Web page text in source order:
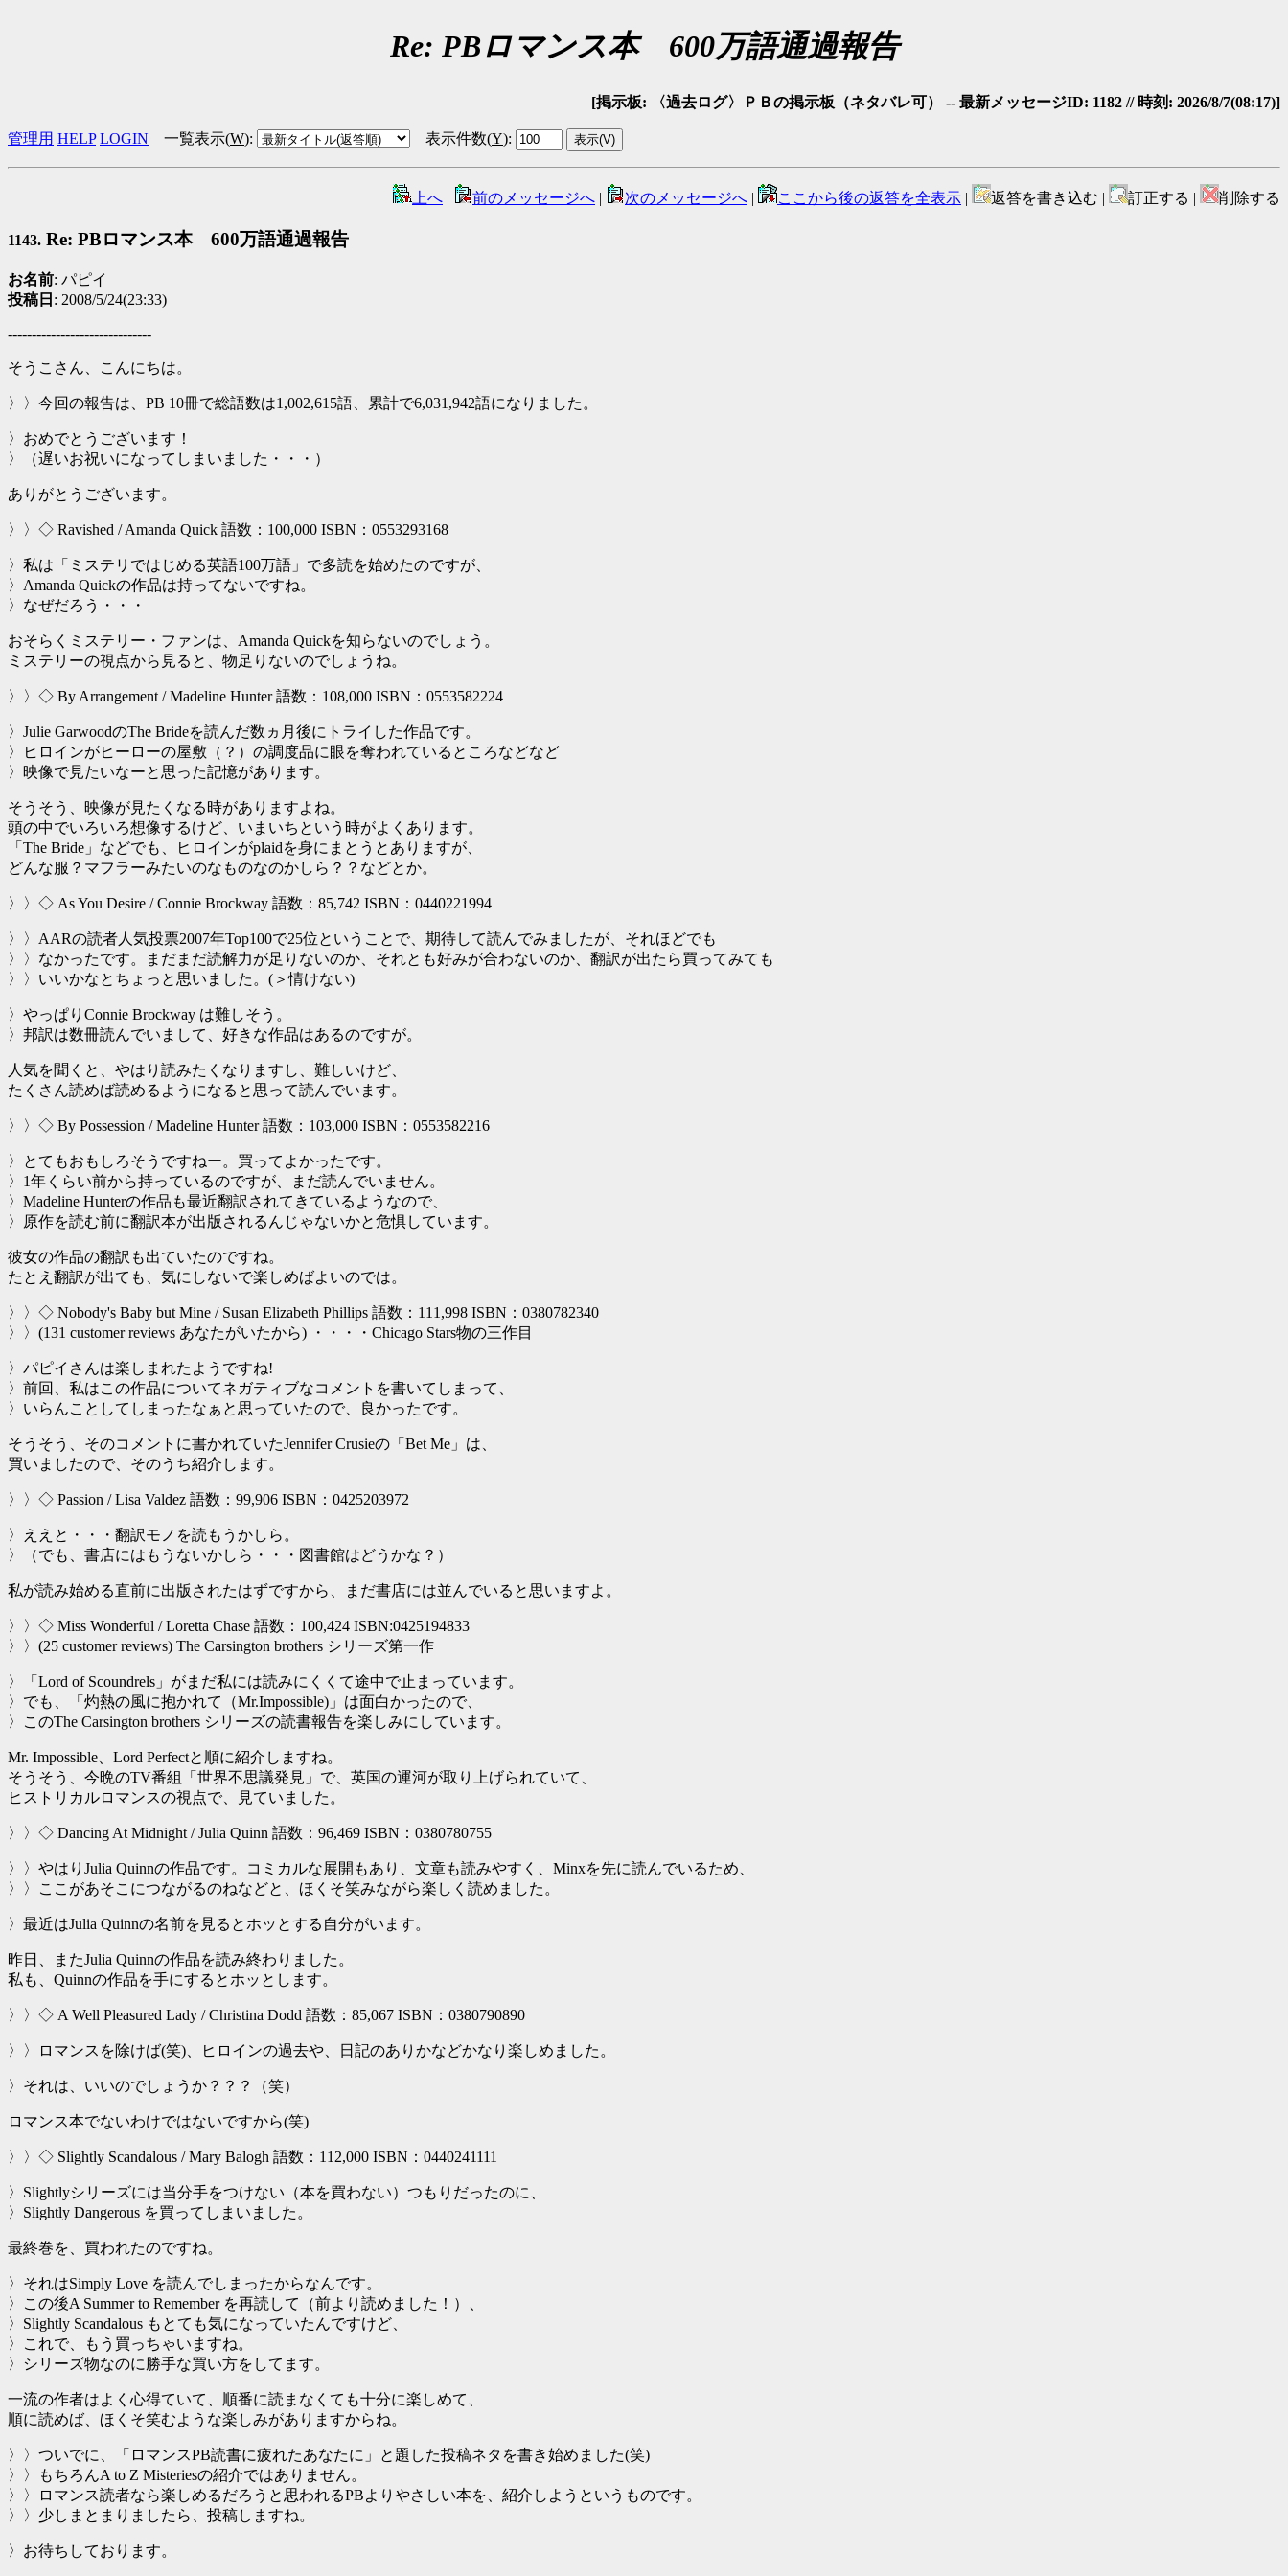
Re: PBロマンス本 600万語通過報告
[掲示板: 〈過去ログ〉ＰＢの掲示板（ネタバレ可） -- 最新メッセージID: 1182 // 時刻: 2026/8/7(08:17)]
管理用 HELP LOGIN 一覧表示(W): 表示件数(Y):
上へ | 前のメッセージへ | 次のメッセージへ | ここから後の返答を全表示 | 返答を書き込む | 訂正する | 削除する
1143. Re: PBロマンス本 600万語通過報告
お名前: パピイ
投稿日 : 2008/5/24(23:33)
------------------------------
そうこさん、こんにちは。
〉〉今回の報告は、PB 10冊で総語数は1,002,615語、累計で6,031,942語になりました。
〉おめでとうございます！
〉（遅いお祝いになってしまいました・・・）
ありがとうございます。
〉〉◇ Ravished / Amanda Quick 語数：100,000 ISBN：0553293168
〉私は「ミステリではじめる英語100万語」で多読を始めたのですが、
〉Amanda Quickの作品は持ってないですね。
〉なぜだろう・・・
おそらくミステリー・ファンは、Amanda Quickを知らないのでしょう。
ミステリーの視点から見ると、物足りないのでしょうね。
〉〉◇ By Arrangement / Madeline Hunter 語数：108,000 ISBN：0553582224
〉Julie GarwoodのThe Brideを読んだ数ヵ月後にトライした作品です。
〉ヒロインがヒーローの屋敷（？）の調度品に眼を奪われているところなどなど
〉映像で見たいなーと思った記憶があります。
そうそう、映像が見たくなる時がありますよね。
頭の中でいろいろ想像するけど、いまいちという時がよくあります。
「The Bride」などでも、ヒロインがplaidを身にまとうとありますが、
どんな服？マフラーみたいのなものなのかしら？？などとか。
〉〉◇ As You Desire / Connie Brockway 語数：85,742 ISBN：0440221994
〉〉AARの読者人気投票2007年Top100で25位ということで、期待して読んでみましたが、それほどでも
〉〉なかったです。まだまだ読解力が足りないのか、それとも好みが合わないのか、翻訳が出たら買ってみても
〉〉いいかなとちょっと思いました。(＞情けない)
〉やっぱりConnie Brockway は難しそう。
〉邦訳は数冊読んでいまして、好きな作品はあるのですが。
人気を聞くと、やはり読みたくなりますし、難しいけど、
たくさん読めば読めるようになると思って読んでいます。
〉〉◇ By Possession / Madeline Hunter 語数：103,000 ISBN：0553582216
〉とてもおもしろそうですねー。買ってよかったです。
〉1年くらい前から持っているのですが、まだ読んでいません。
〉Madeline Hunterの作品も最近翻訳されてきているようなので、
〉原作を読む前に翻訳本が出版されるんじゃないかと危惧しています。
彼女の作品の翻訳も出ていたのですね。
たとえ翻訳が出ても、気にしないで楽しめばよいのでは。
〉〉◇ Nobody's Baby but Mine / Susan Elizabeth Phillips 語数：111,998 ISBN：0380782340
〉〉(131 customer reviews あなたがいたから) ・・・・Chicago Stars物の三作目
〉パピイさんは楽しまれたようですね!
〉前回、私はこの作品についてネガティブなコメントを書いてしまって、
〉いらんことしてしまったなぁと思っていたので、良かったです。
そうそう、そのコメントに書かれていたJennifer Crusieの「Bet Me」は、
買いましたので、そのうち紹介します。
〉〉◇ Passion / Lisa Valdez 語数：99,906 ISBN：0425203972
〉ええと・・・翻訳モノを読もうかしら。
〉（でも、書店にはもうないかしら・・・図書館はどうかな？）
私が読み始める直前に出版されたはずですから、まだ書店には並んでいると思いますよ。
〉〉◇ Miss Wonderful / Loretta Chase 語数：100,424 ISBN:0425194833
〉〉(25 customer reviews) The Carsington brothers シリーズ第一作
〉「Lord of Scoundrels」がまだ私には読みにくくて途中で止まっています。
〉でも、「灼熱の風に抱かれて（Mr.Impossible)」は面白かったので、
〉このThe Carsington brothers シリーズの読書報告を楽しみにしています。
Mr. Impossible、Lord Perfectと順に紹介しますね。
そうそう、今晩のTV番組「世界不思議発見」で、英国の運河が取り上げられていて、
ヒストリカルロマンスの視点で、見ていました。
〉〉◇ Dancing At Midnight / Julia Quinn 語数：96,469 ISBN：0380780755
〉〉やはりJulia Quinnの作品です。コミカルな展開もあり、文章も読みやすく、Minxを先に読んでいるため、
〉〉ここがあそこにつながるのねなどと、ほくそ笑みながら楽しく読めました。
〉最近はJulia Quinnの名前を見るとホッとする自分がいます。
昨日、またJulia Quinnの作品を読み終わりました。
私も、Quinnの作品を手にするとホッとします。
〉〉◇ A Well Pleasured Lady / Christina Dodd 語数：85,067 ISBN：0380790890
〉〉ロマンスを除けば(笑)、ヒロインの過去や、日記のありかなどかなり楽しめました。
〉それは、いいのでしょうか？？？（笑）
ロマンス本でないわけではないですから(笑)
〉〉◇ Slightly Scandalous / Mary Balogh 語数：112,000 ISBN：0440241111
〉Slightlyシリーズには当分手をつけない（本を買わない）つもりだったのに、
〉Slightly Dangerous を買ってしまいました。
最終巻を、買われたのですね。
〉それはSimply Love を読んでしまったからなんです。
〉この後A Summer to Remember を再読して（前より読めました！）、
〉Slightly Scandalous もとても気になっていたんですけど、
〉これで、もう買っちゃいますね。
〉シリーズ物なのに勝手な買い方をしてます。
一流の作者はよく心得ていて、順番に読まなくても十分に楽しめて、
順に読めば、ほくそ笑むような楽しみがありますからね。
〉〉ついでに、「ロマンスPB読書に疲れたあなたに」と題した投稿ネタを書き始めました(笑)
〉〉もちろんA to Z Misteriesの紹介ではありません。
〉〉ロマンス読者なら楽しめるだろうと思われるPBよりやさしい本を、紹介しようというものです。
〉〉少しまとまりましたら、投稿しますね。
〉お待ちしております。